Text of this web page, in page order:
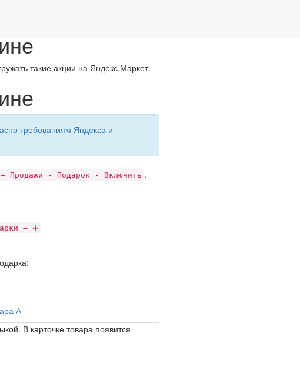
такие акции на Яндекс.Маркет.
требованиям Яндекса и
Продажи - Подарок - Включить .
→ ➕
А
В карточке товара появится